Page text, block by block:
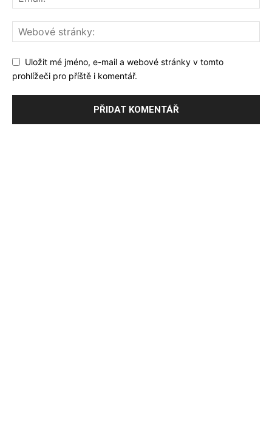
Uložit mé jméno, e-mail a webové stránky v tomto
prohlížeči pro příště i komentář.